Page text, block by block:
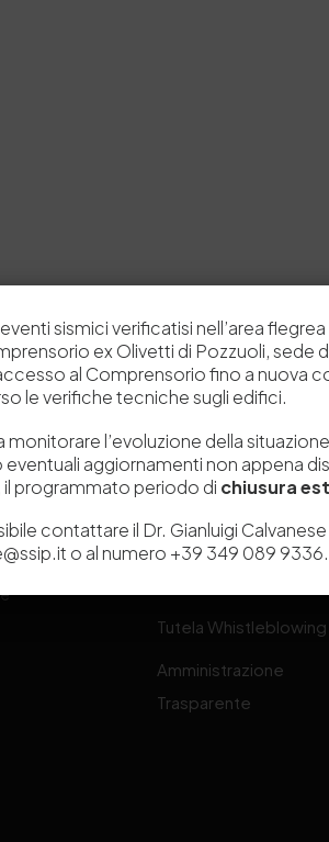
e
Laboratori
Dipartimenti di ricerca
Biblioteca
Politecnico del Cuoio
Media
Tutela Whistleblowing
Amministrazione
Trasparente
sismici verificatisi nell’area flegrea
ex Olivetti di Pozzuoli, sede
al Comprensorio fino a nuova
le verifiche tecniche sugli edifici.
monitorare l’evoluzione della situazione
aggiornamenti non appena
il programmato periodo di chiusura
contattare il Dr. Gianluigi Calvanese
o al numero +39 349 089 9336.